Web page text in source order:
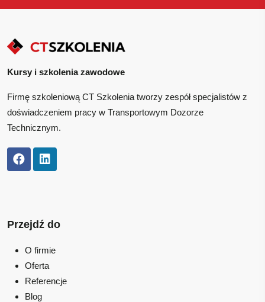
Kursy i szkolenia zawodowe
Firmę szkoleniową CT Szkolenia tworzy zespół specjalistów z
doświadczeniem pracy w Transportowym Dozorze
Technicznym.
Przejdź do
O firmie
Oferta
Referencje
Blog